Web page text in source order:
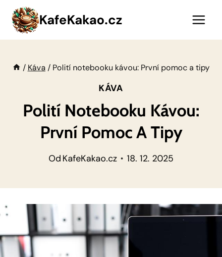
Přeskočit
obsah
KafeKakao.cz
/ Káva / Polití notebooku kávou: První pomoc a tipy
KÁVA
Polití Notebooku Kávou:
První Pomoc A Tipy
Od KafeKakao.cz 18. 12. 2025